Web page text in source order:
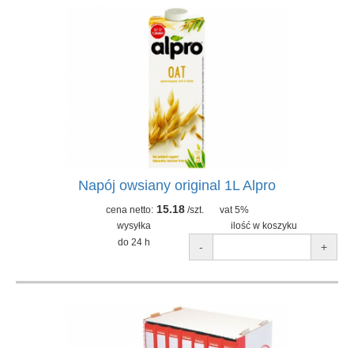
Napój owsiany original 1L Alpro
cena netto: 15.18/szt.
vat 5%
wysyłka
ilość w koszyku
do 24 h
- +